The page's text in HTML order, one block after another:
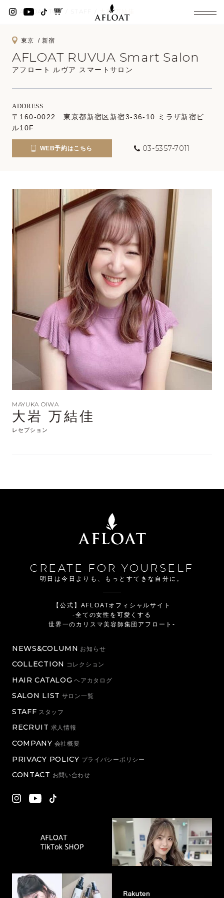
AFLOAT TOP 大岩 万結佳
東京 新宿
AFLOAT RUVUA Smart Salon
アフロート ルヴア スマートサロン
ADDRESS
〒160-0022 東京都新宿区新宿3-36-10 ミラザ新宿ビ
ル10F
WEB予約はこちら 03-5357-7011
MAYUKA OIWA
大岩 万結佳
レセプション
CREATE FOR YOURSELF
明日は今日よりも、もっとすてきな自分に。
【公式】AFLOATオフィシャルサイト
-全ての女性を可愛くする
世界一のカリスマ美容師集団アフロート-
NEWS&COLUMN お知らせ
COLLECTION コレクション
HAIR CATALOG ヘアカタログ
SALON LIST サロン一覧
STAFF スタッフ
RECRUIT 求人情報
COMPANY 会社概要
PRIVACY POLICY プライバシーポリシー
CONTACT お問い合わせ